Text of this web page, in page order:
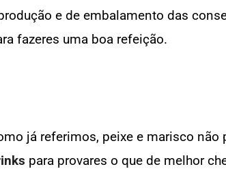
e de embalamento das
fazeres uma boa refeição.
já referimos, peixe e marisco não
para provares o que de melhor